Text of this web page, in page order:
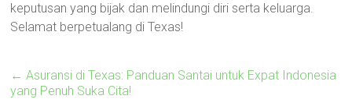
keputusan yang bijak dan melindungi diri serta keluarga.
Selamat berpetualang di Texas!
← Asuransi di Texas: Panduan Santai untuk Expat Indonesia
yang Penuh Suka Cita!